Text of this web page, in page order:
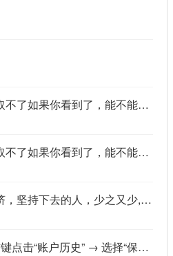
你好，朋友这个软件提取不了如果你看到了，能不能把这个纯净版的发我邮箱里不
你好，朋友这个软件提取不了如果你看到了，能不能把这个纯净版的发我邮箱里不
成功道路其实也并不拥挤，坚持下去的人，少之又少,说的真好
1准备数据在MT4中，右键点击“账户历史” → 选择“保存为详细户口结单” → 保存为一个HTML文件。用Excel打开这个HTML文件，或者打开它并复制全部内容，粘贴到一个空白Excel工作表中。2使用你的.xlsm文件打开你已经保存好的“MT4报表合并神器.xlsm”文件。将上一步中未处理的两行数据，复制并粘贴到这个.xlsm文件的第一个工作表中。3运行宏在Excel中，按快捷键 Alt + F8 打开“宏”对话框。选择名为 MergeMT4Statement_Ultimate 的宏，然后点击“执行”或“运行”。4完成宏运行后，你会发现原本错位成两行的数据，已经自动合并成一行了。